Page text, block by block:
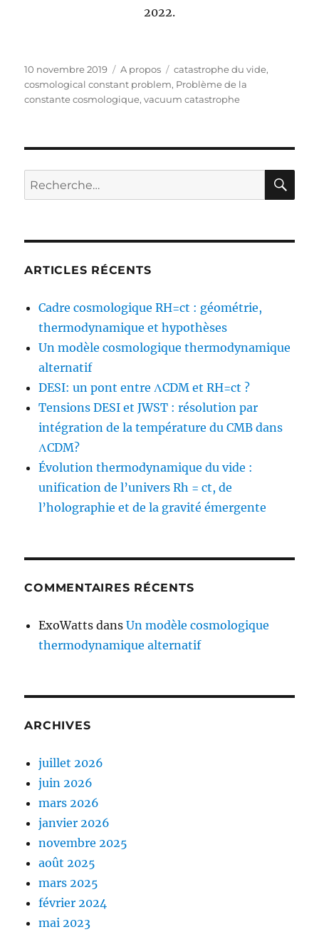
2022.
Publié
le
10 novembre 2019 Catégories
A propos Étiquettes
catastrophe du vide,
cosmological constant problem, Problème de la
constante cosmologique,vacuum catastrophe
Recherche
pour :
ARTICLES RÉCENTS
Cadre cosmologique RH=ct : géométrie,
thermodynamique et hypothèses
Un modèle cosmologique thermodynamique
alternatif
DESI: un pont entre ΛCDM et RH=ct ?
Tensions DESI et JWST : résolution par
intégration de la température du CMB dans
ΛCDM?
Évolution thermodynamique du vide :
unification de l’univers Rh = ct, de
l’holographie et de la gravité émergente
COMMENTAIRES RÉCENTS
ExoWatts dansUn modèle cosmologique
thermodynamique alternatif
ARCHIVES
juillet 2026
juin 2026
mars 2026
janvier 2026
novembre 2025
août 2025
mars 2025
février 2024
mai 2023